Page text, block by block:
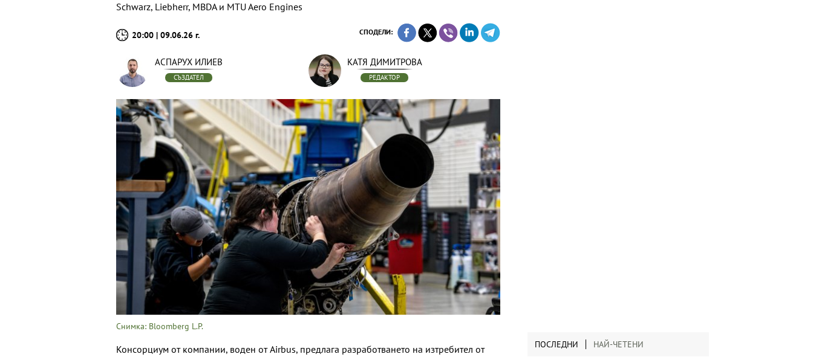
Schwarz, Liebherr, MBDA и MTU Aero Engines
20:00 | 09.06.26 г. СПОДЕЛИ:
АСПАРУХ ИЛИЕВ
СЪЗДАТЕЛ
КАТЯ ДИМИТРОВА
РЕДАКТОР
Снимка: Bloomberg L.P.
Консорциум от компании, воден от Airbus, предлага разработването на изтребител от
ПОСЛЕДНИ НАЙ-ЧЕТЕНИ